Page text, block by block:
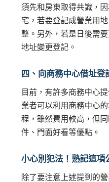
須先和房東取得共識，
宅，若要登記成營業用
整。另外，若是日後需
地址變更登記。
四、向商務中心借址登
目前，有許多商務中心
業者可以利用商務中心
程，雖然費用較高，但
件、門面好看等優點。
小心別犯法！熟記這項
除了要注意上述提到的